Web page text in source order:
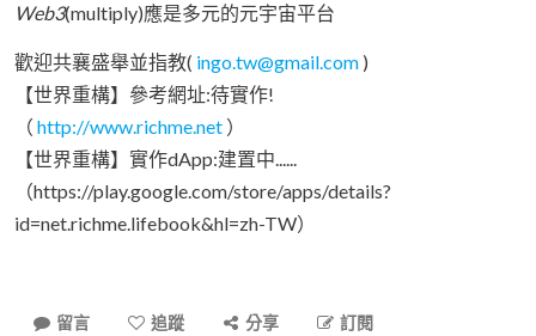
Web3(multiply)應是多元的元宇宙平台
歡迎共襄盛舉並指教( ingo.tw@gmail.com )
【世界重構】參考網址:待實作!
（ http://www.richme.net ）
【世界重構】實作dApp:建置中......
（https://play.google.com/store/apps/details?
id=net.richme.lifebook&hl=zh-TW）
留言 追蹤 分享 訂閱